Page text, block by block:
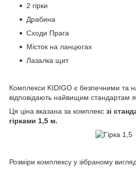
2 гірки
Драбина
Сходи Прага
Місток на ланцюгах
Лазалка щит
Комплекси KIDIGO є безпечними та
відповідають найвищим стандартам
Ця ціна вказана за комплекс зі
гірками 1,5 м.
Розміри комплексу у зібраному